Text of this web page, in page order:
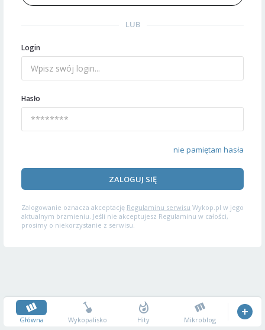
LUB
Login
Hasło
nie pamiętam hasła
ZALOGUJ SIĘ
Zalogowanie oznacza akceptację Regulaminu serwisu Wykop.pl w jego
aktualnym brzmieniu. Jeśli nie akceptujesz Regulaminu w całości,
prosimy o niekorzystanie z serwisu.
Główna Wykopalisko Hity Mikroblog